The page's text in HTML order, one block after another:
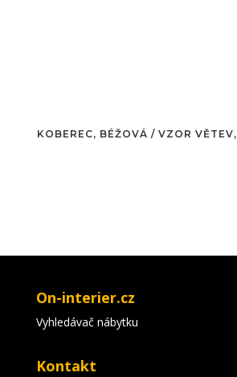
KOBEREC, BÉŽOVÁ / VZOR
On-interier.cz
Vyhledávač nábytku
Kontakt